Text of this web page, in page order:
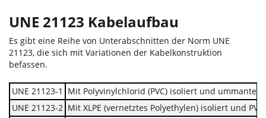
UNE 21123 Kabelaufbau
Es gibt eine Reihe von Unterabschnitten der Norm UNE
21123, die sich mit Variationen der Kabelkonstruktion
befassen.
UNE 21123-1
Mit Polyvinylchlorid (PVC) isoliert und ummantelt
UNE 21123-2 Mit XLPE (vernetztes Polyethylen) isoliert und